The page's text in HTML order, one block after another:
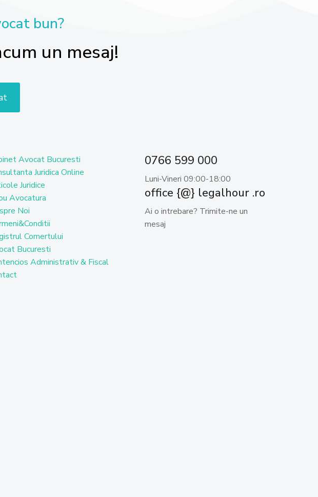
bun?
un mesaj!
Avocat Bucuresti
Juridica Online
Juridice
Avocatura
Noi
Comertului
Bucuresti
Administrativ & Fiscal
0766 599 000
Luni-Vineri 09:00-18:00
office {@} legalhour .ro
Ai o intrebare? Trimite-ne un
mesaj